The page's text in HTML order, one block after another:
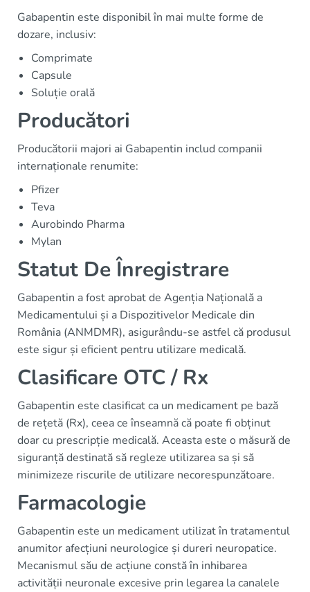
Gabapentin este disponibil în mai multe forme de
dozare, inclusiv:
Comprimate
Capsule
Soluție orală
Producători
Producătorii majori ai Gabapentin includ companii
internaționale renumite:
Pfizer
Teva
Aurobindo Pharma
Mylan
Statut De Înregistrare
Gabapentin a fost aprobat de Agenția Națională a
Medicamentului și a Dispozitivelor Medicale din
România (ANMDMR), asigurându-se astfel că produsul
este sigur și eficient pentru utilizare medicală.
Clasificare OTC / Rx
Gabapentin este clasificat ca un medicament pe bază
de rețetă (Rx), ceea ce înseamnă că poate fi obținut
doar cu prescripție medicală. Aceasta este o măsură de
siguranță destinată să regleze utilizarea sa și să
minimizeze riscurile de utilizare necorespunzătoare.
Farmacologie
Gabapentin este un medicament utilizat în tratamentul
anumitor afecțiuni neurologice și dureri neuropatice.
Mecanismul său de acțiune constă în inhibarea
activității neuronale excesive prin legarea la canalele